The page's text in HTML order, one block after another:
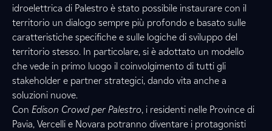
idroelettrica di Palestro è stato possibile instaurare con il
territorio un dialogo sempre più profondo e basato sulle
caratteristiche specifiche e sulle logiche di sviluppo del
territorio stesso. In particolare, si è adottato un modello
che vede in primo luogo il coinvolgimento di tutti gli
stakeholder e partner strategici, dando vita anche a
soluzioni nuove.
Con Edison Crowd per Palestro, i residenti nelle Province di
Pavia, Vercelli e Novara potranno diventare i protagonisti